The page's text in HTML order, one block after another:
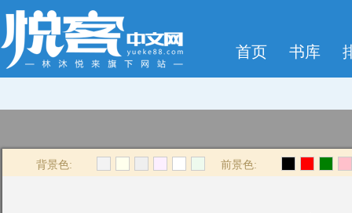
首页 书库
背景色: 前景色: